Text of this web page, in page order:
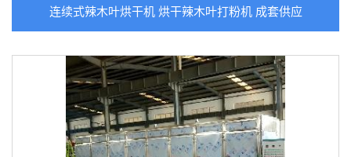
连续式辣木叶烘干机 烘干辣木叶打粉机 成套供应